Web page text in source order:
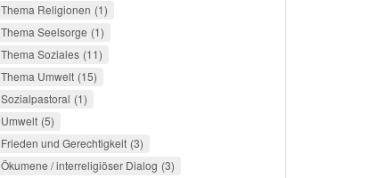
Thema Religionen 1
Thema Seelsorge 1
Thema Soziales 11
Thema Umwelt 15
Sozialpastoral 1
Umwelt 5
Frieden und Gerechtigkeit 3
Ökumene / interreligiöser Dialog 3